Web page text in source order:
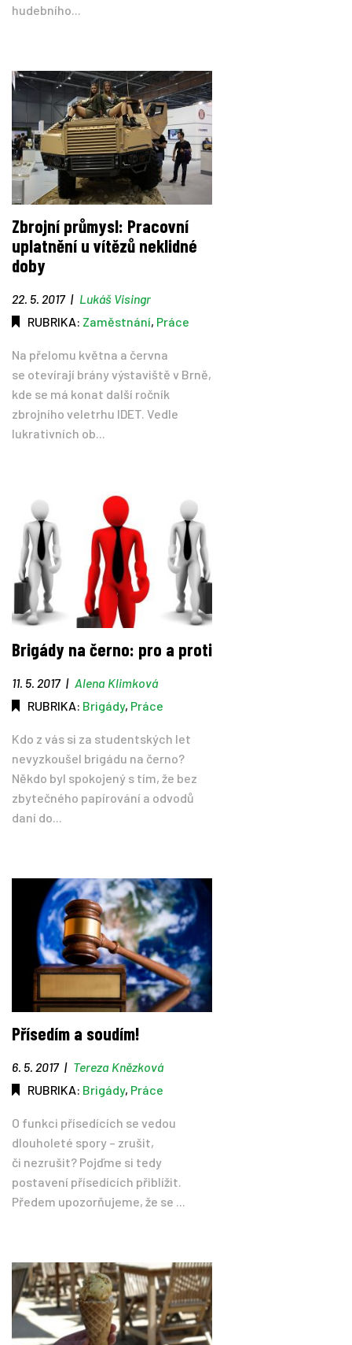
hudebního...
Zbrojní průmysl: Pracovní
uplatnění u vítězů neklidné
doby
22. 5. 2017 | Lukáš Visingr
RUBRIKA: Zaměstnání, Práce
Na přelomu května a června
se otevírají brány výstaviště v Brně,
kde se má konat další ročník
zbrojního veletrhu IDET. Vedle
lukrativních ob...
Brigády na černo: pro a proti
11. 5. 2017 | Alena Klimková
RUBRIKA: Brigády, Práce
Kdo z vás si za studentských let
nevyzkoušel brigádu na černo?
Někdo byl spokojený s tím, že bez
zbytečného papírování a odvodů
daní do...
Přísedím a soudím!
6. 5. 2017 | Tereza Knězková
RUBRIKA: Brigády, Práce
O funkci přísedících se vedou
dlouholeté spory – zrušit,
či nezrušit? Pojďme si tedy
postavení přísedících přiblížit.
Předem upozorňujeme, že se ...